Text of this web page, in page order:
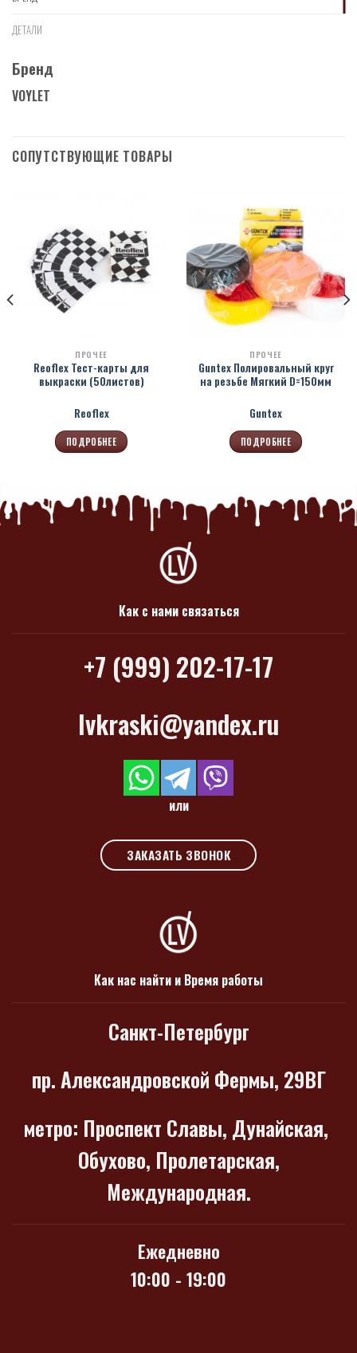
ДЕТАЛИ
Бренд
VOYLET
СОПУТСТВУЮЩИЕ ТОВАРЫ
ПРОЧЕЕ
Reoflex Тест-карты для
выкраски (50листов)
Reoflex
ПОДРОБНЕЕ
ПРОЧЕЕ
Guntex Полировальный круг
на резьбе Мягкий D=150мм
Guntex
ПОДРОБНЕЕ
Как с нами связаться
+7 (999) 202-17-17
lvkraski@yandex.ru
или
ЗАКАЗАТЬ ЗВОНОК
Как нас найти и Время работы
Санкт-Петербург
пр. Александровской Фермы, 29ВГ
метро: Проспект Славы, Дунайская,
Обухово, Пролетарская,
Международная.
Ежедневно
10:00 - 19:00